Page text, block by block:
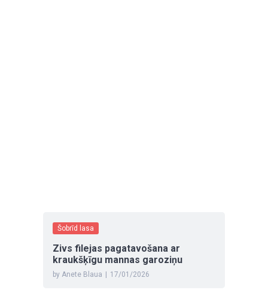
Šobrīd lasa
Zivs filejas pagatavošana ar
kraukšķīgu mannas garoziņu
by Anete Blaua | 17/01/2026